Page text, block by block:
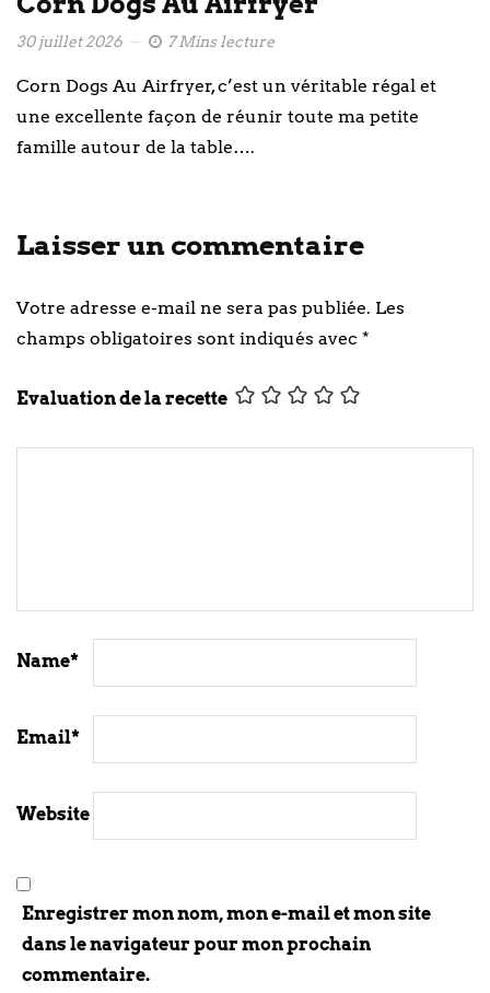
30 juillet 2026 7 Mins lecture
Corn Dogs Au Airfryer, c’est un véritable régal et
une excellente façon de réunir toute ma petite
famille autour de la table….
Laisser un commentaire
Votre adresse e-mail ne sera pas publiée. Les
champs obligatoires sont indiqués avec *
Evaluation de la recette
Name*
Email*
Website
Enregistrer mon nom, mon e-mail et mon site
dans le navigateur pour mon prochain
commentaire.